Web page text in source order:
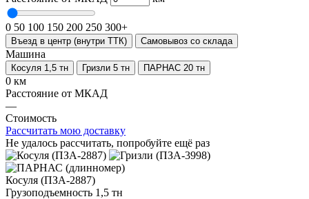
0 50 100 150 200 250 300+
Въезд в центр (внутри ТТК) Самовывоз со склада
Машина
Косуля 1,5 тн Гризли 5 тн ПАРНАС 20 тн
0 км
Расстояние от МКАД
—
Стоимость
Рассчитать мою доставку
Не удалось рассчитать, попробуйте ещё раз
Косуля (ПЗА-2887)
Грузоподъемность 1,5 тн